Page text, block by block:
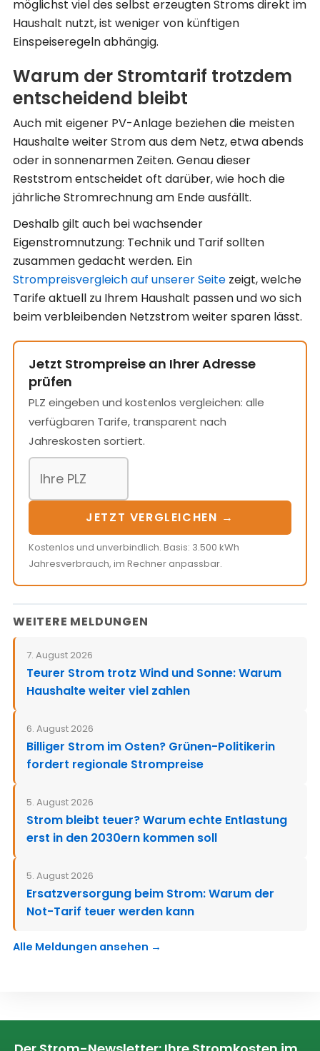
möglichst viel des selbst erzeugten Stroms direkt im
Haushalt nutzt, ist weniger von künftigen
Einspeiseregeln abhängig.
Warum der Stromtarif trotzdem
entscheidend bleibt
Auch mit eigener PV-Anlage beziehen die meisten
Haushalte weiter Strom aus dem Netz, etwa abends
oder in sonnenarmen Zeiten. Genau dieser
Reststrom entscheidet oft darüber, wie hoch die
jährliche Stromrechnung am Ende ausfällt.
Deshalb gilt auch bei wachsender
Eigenstromnutzung: Technik und Tarif sollten
zusammen gedacht werden. Ein
Strompreisvergleich auf unserer Seite zeigt, welche
Tarife aktuell zu Ihrem Haushalt passen und wo sich
beim verbleibenden Netzstrom weiter sparen lässt.
Jetzt Strompreise an Ihrer Adresse
prüfen
PLZ eingeben und kostenlos vergleichen: alle
verfügbaren Tarife, transparent nach
Jahreskosten sortiert.
JETZT VERGLEICHEN →
Kostenlos und unverbindlich. Basis: 3.500 kWh
Jahresverbrauch, im Rechner anpassbar.
WEITERE MELDUNGEN
7. August 2026
Teurer Strom trotz Wind und Sonne: Warum
Haushalte weiter viel zahlen
6. August 2026
Billiger Strom im Osten? Grünen-Politikerin
fordert regionale Strompreise
5. August 2026
Strom bleibt teuer? Warum echte Entlastung
erst in den 2030ern kommen soll
5. August 2026
Ersatzversorgung beim Strom: Warum der
Not-Tarif teuer werden kann
Alle Meldungen ansehen →